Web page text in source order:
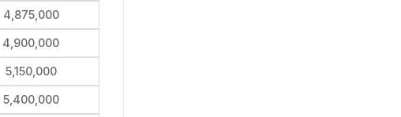
4,875,000
4,900,000
5,150,000
5,400,000